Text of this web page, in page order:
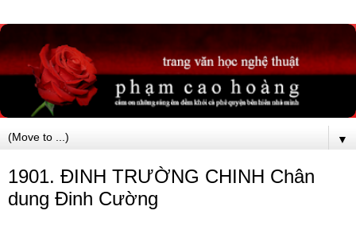
▼
1901. ĐINH TRƯỜNG CHINH Chân
dung Đinh Cường